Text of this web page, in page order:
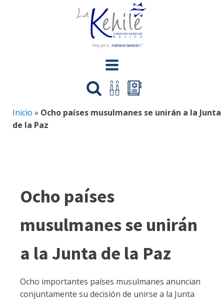
Inicio » Ocho países musulmanes se unirán a la Junta
de la Paz
Ocho países
musulmanes se unirán
a la Junta de la Paz
Ocho importantes países musulmanes anuncian
conjuntamente su decisión de unirse a la Junta